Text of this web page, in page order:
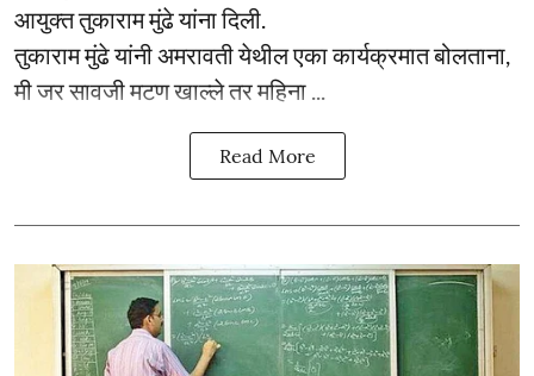
आयुक्त तुकाराम मुंढे यांना दिली.
तुकाराम मुंढे यांनी अमरावती येथील एका कार्यक्रमात बोलताना,
मी जर सावजी मटण खाल्ले तर महिना ...
Read More